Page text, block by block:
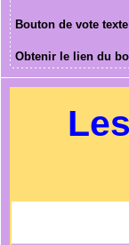
Bouton de vote
Obtenir le lien du